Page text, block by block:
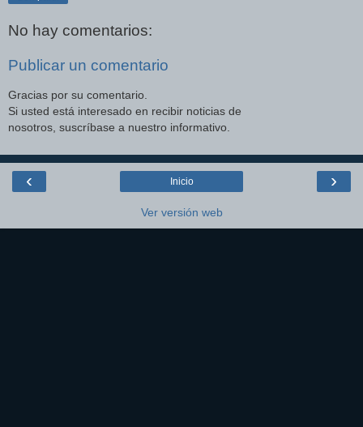
No hay comentarios:
Publicar un comentario
Gracias por su comentario.
Si usted está interesado en recibir noticias de
nosotros, suscríbase a nuestro informativo.
‹ ›
Inicio
Ver versión web